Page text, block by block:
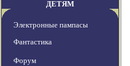
ДЕТЯМ
Электронные пампасы
Фантастика
Форум